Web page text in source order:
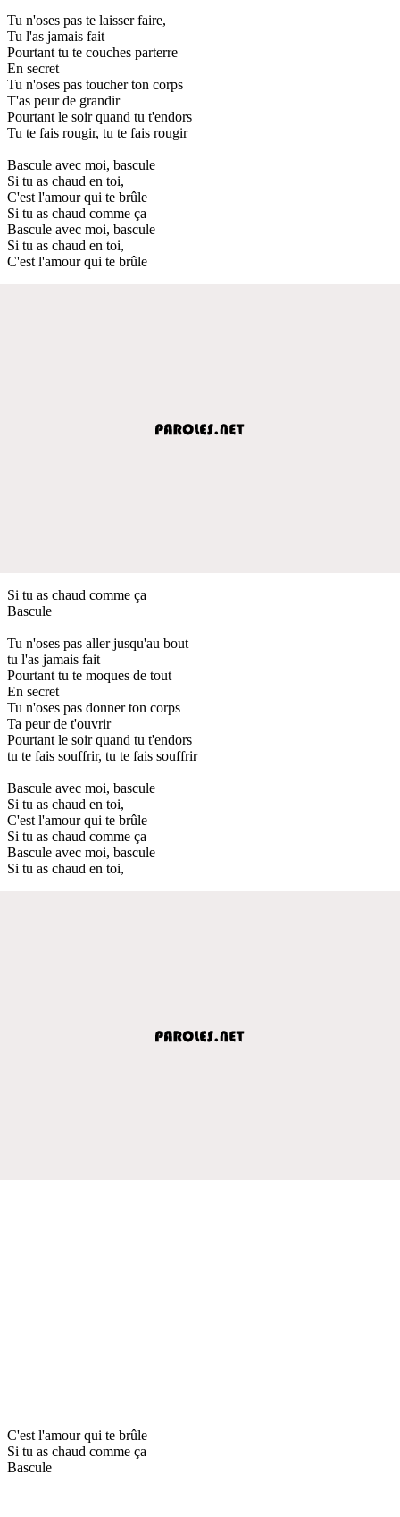
Tu n'oses pas te laisser faire,
Tu l'as jamais fait
Pourtant tu te couches parterre
En secret
Tu n'oses pas toucher ton corps
T'as peur de grandir
Pourtant le soir quand tu t'endors
Tu te fais rougir, tu te fais rougir
Bascule avec moi, bascule
Si tu as chaud en toi,
C'est l'amour qui te brûle
Si tu as chaud comme ça
Bascule avec moi, bascule
Si tu as chaud en toi,
C'est l'amour qui te brûle
Si tu as chaud comme ça
Bascule
Tu n'oses pas aller jusqu'au bout
tu l'as jamais fait
Pourtant tu te moques de tout
En secret
Tu n'oses pas donner ton corps
Ta peur de t'ouvrir
Pourtant le soir quand tu t'endors
tu te fais souffrir, tu te fais souffrir
Bascule avec moi, bascule
Si tu as chaud en toi,
C'est l'amour qui te brûle
Si tu as chaud comme ça
Bascule avec moi, bascule
Si tu as chaud en toi,
C'est l'amour qui te brûle
Si tu as chaud comme ça
Bascule